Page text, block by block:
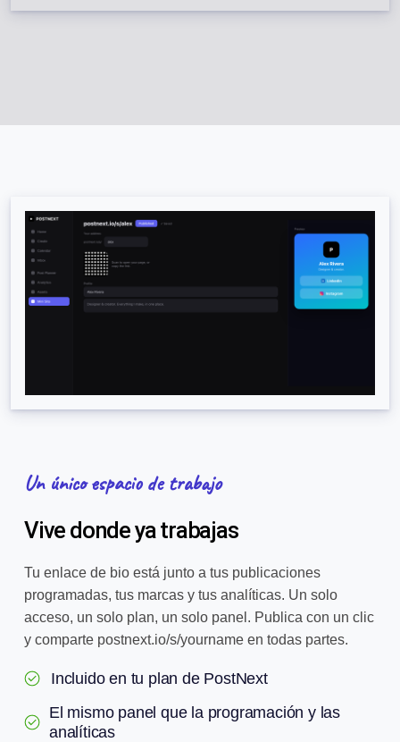
Un único espacio de trabajo
Vive donde ya trabajas
Tu enlace de bio está junto a tus publicaciones
programadas, tus marcas y tus analíticas. Un solo
acceso, un solo plan, un solo panel. Publica con un clic
y comparte postnext.io/s/yourname en todas partes.
Incluido en tu plan de PostNext
El mismo panel que la programación y las
analíticas